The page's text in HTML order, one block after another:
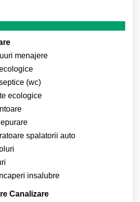
menajere
(wc)
ecologice
spalatorii auto
insalubre
Canalizare